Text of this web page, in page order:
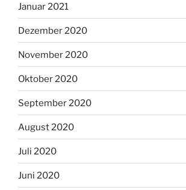
Januar 2021
Dezember 2020
November 2020
Oktober 2020
September 2020
August 2020
Juli 2020
Juni 2020